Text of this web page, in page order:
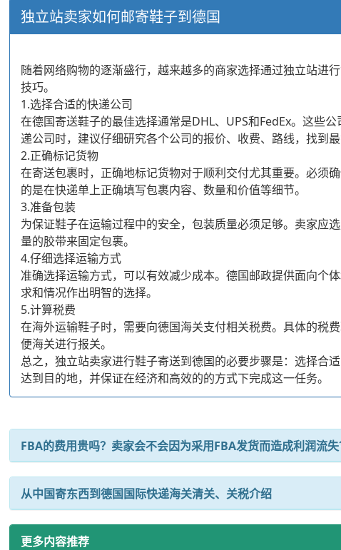
独立站卖家如何邮寄鞋子到德国
随着网络购物的逐渐盛行，越来越多的商家选择通过独立站进
技巧。
1.选择合适的快递公司
在德国寄送鞋子的最佳选择通常是DHL、UPS和FedEx。这些
递公司时，建议仔细研究各个公司的报价、收费、路线，找到最
2.正确标记货物
在寄送包裹时，正确地标记货物对于顺利交付尤其重要。必须
的是在快递单上正确填写包裹内容、数量和价值等细节。
3.准备包装
为保证鞋子在运输过程中的安全，包装质量必须足够。卖家应
量的胶带来固定包裹。
4.仔细选择运输方式
准确选择运输方式，可以有效减少成本。德国邮政提供面向个
求和情况作出明智的选择。
5.计算税费
在海外运输鞋子时，需要向德国海关支付相关税费。具体的税
便海关进行报关。
总之，独立站卖家进行鞋子寄送到德国的必要步骤是：选择合
达到目的地，并保证在经济和高效的的方式下完成这一任务。
FBA的费用贵吗？卖家会不会因为采用FBA发货而造成利润流失
从中国寄东西到德国国际快递海关清关、关税介绍
更多内容推荐